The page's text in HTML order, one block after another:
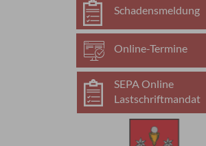
Schadensmeldung
Online-Termine
SEPA Online
Lastschriftmandat